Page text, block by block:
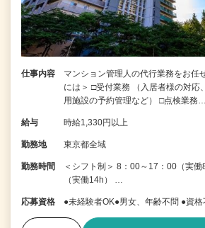
仕事内容
マンション管理人の代行業務をお任
には＞ □受付業務 （入居者様の対応
用施設の予約管理など） □点検業務…
給与 時給1,330円以上
勤務地 東京都全域
勤務時間
＜シフト制＞ 8：00～17：00（実
（実働14h） …
応募資格 ●未経験者OK●男女、年齢不問 ●資格